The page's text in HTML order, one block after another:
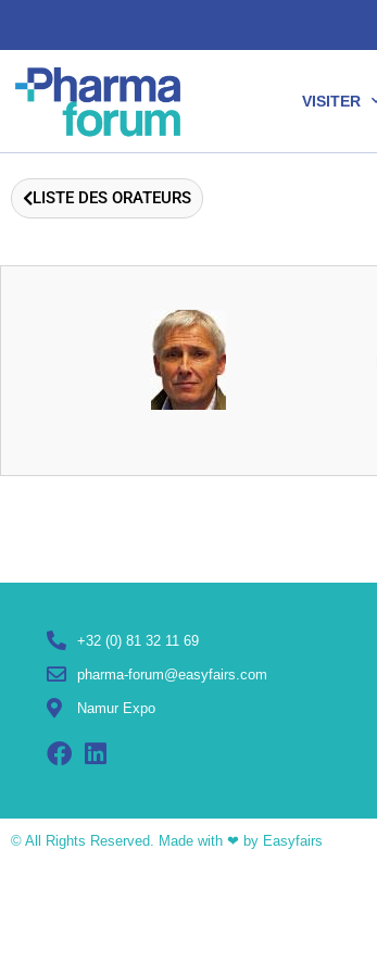
VISITER
LISTE DES ORATEURS
+32 (0) 81 32 11 69
pharma-forum@easyfairs.com
Namur Expo
© All Rights Reserved. Made with ❤ by Easyfairs